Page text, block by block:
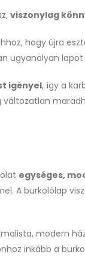
viszonylag
hogy újra
ugyanolyan
igényel, így a
egységes,
A burkolólap
modern
inkább a